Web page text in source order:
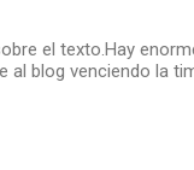
el texto.Hay
al blog venciendo la